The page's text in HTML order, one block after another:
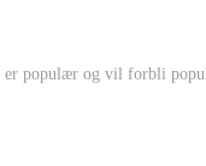
er populær og vil forbli